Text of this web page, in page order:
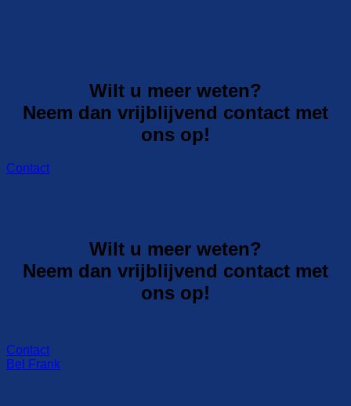
Wilt u meer weten?
Neem dan vrijblijvend contact met
ons op!
Contact
Wilt u meer weten?
Neem dan vrijblijvend contact met
ons op!
Contact
Bel Frank